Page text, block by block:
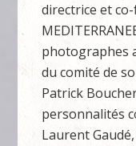
directrice et
photographes
du comité de
Patrick
personnalités
Laurent